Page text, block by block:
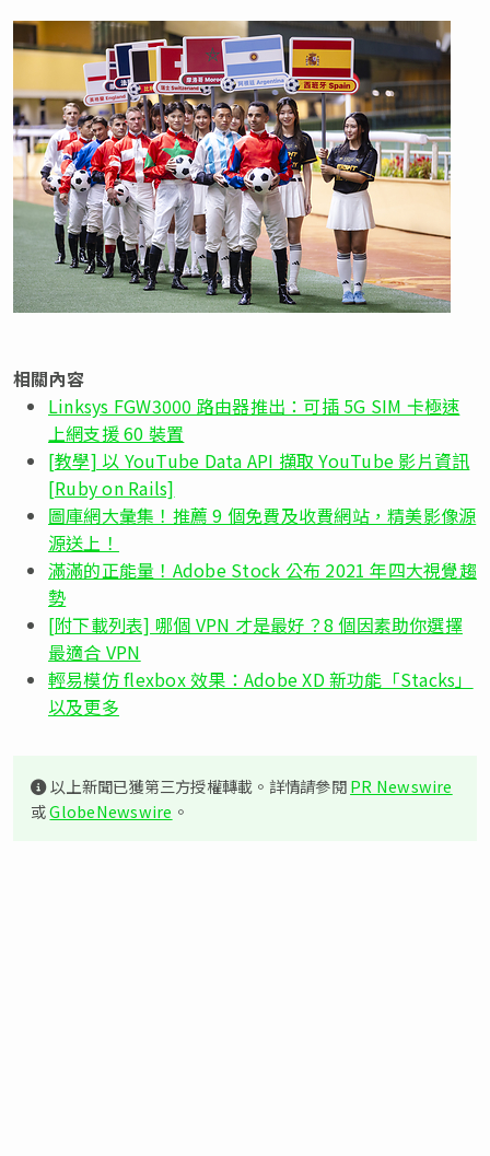
相關內容
Linksys FGW3000 路由器推出：可插 5G SIM 卡極速
上網支援 60 裝置
[教學] 以 YouTube Data API 擷取 YouTube 影片資訊
[Ruby on Rails]
圖庫網大彙集！推薦 9 個免費及收費網站，精美影像源
源送上！
滿滿的正能量！Adobe Stock 公布 2021 年四大視覺趨
勢
[附下載列表] 哪個 VPN 才是最好？8 個因素助你選擇
最適合 VPN
輕易模仿 flexbox 效果：Adobe XD 新功能「Stacks」
以及更多
以上新聞已獲第三方授權轉載。詳情請參閱PR Newswire
或GlobeNewswire 。